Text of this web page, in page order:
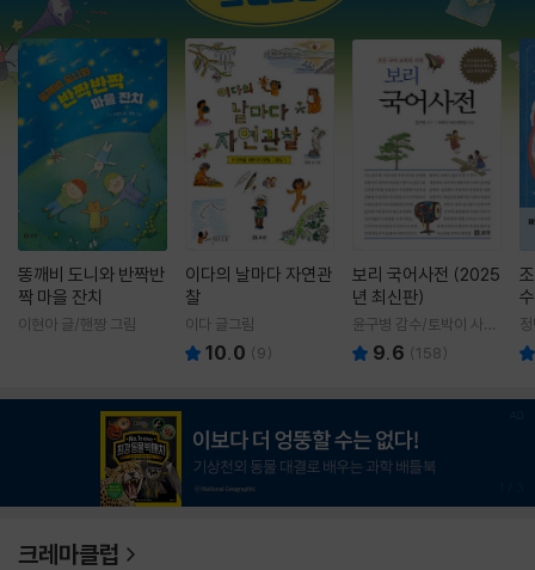
똥깨비 도니와 반짝반
짝 마을 잔치
이현아 글/핸짱 그림
이다의 날마다 자연관
찰
이다 글그림
10.0 (9)
보리 국어사전 (2025
년 최신판)
윤구병 감수/토박이 사전
편찬실 편
9.6 (158)
크레마클럽